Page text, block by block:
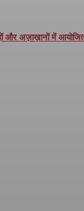
और अज़ाख़ानों में